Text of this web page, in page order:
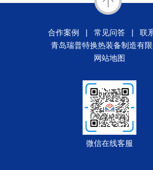
合作案例 常见问答
联
青岛瑞普特换热装备制造有限
网站地图
微信在线客服